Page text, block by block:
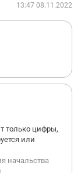
13:47 08.11.2022
только цифры,
или
начальства